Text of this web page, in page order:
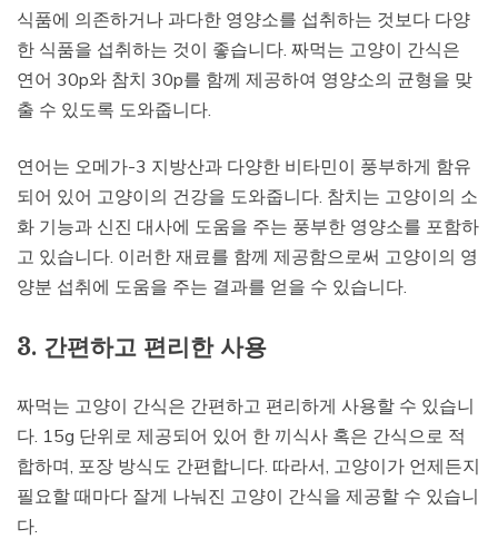
식품에 의존하거나 과다한 영양소를 섭취하는 것보다 다양
한 식품을 섭취하는 것이 좋습니다. 짜먹는 고양이 간식은
연어 30p와 참치 30p를 함께 제공하여 영양소의 균형을 맞
출 수 있도록 도와줍니다.
연어는 오메가-3 지방산과 다양한 비타민이 풍부하게 함유
되어 있어 고양이의 건강을 도와줍니다. 참치는 고양이의 소
화 기능과 신진 대사에 도움을 주는 풍부한 영양소를 포함하
고 있습니다. 이러한 재료를 함께 제공함으로써 고양이의 영
양분 섭취에 도움을 주는 결과를 얻을 수 있습니다.
3. 간편하고 편리한 사용
짜먹는 고양이 간식은 간편하고 편리하게 사용할 수 있습니
다. 15g 단위로 제공되어 있어 한 끼식사 혹은 간식으로 적
합하며, 포장 방식도 간편합니다. 따라서, 고양이가 언제든지
필요할 때마다 잘게 나눠진 고양이 간식을 제공할 수 있습니
다.